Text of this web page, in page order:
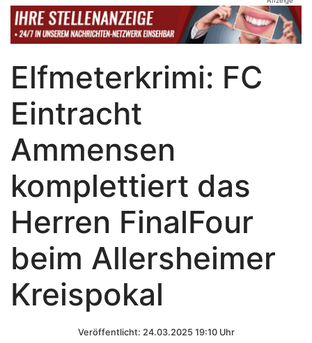
Elfmeterkrimi: FC
Eintracht
Ammensen
komplettiert das
Herren FinalFour
beim Allersheimer
Kreispokal
Veröffentlicht: 24.03.2025 19:10 Uhr